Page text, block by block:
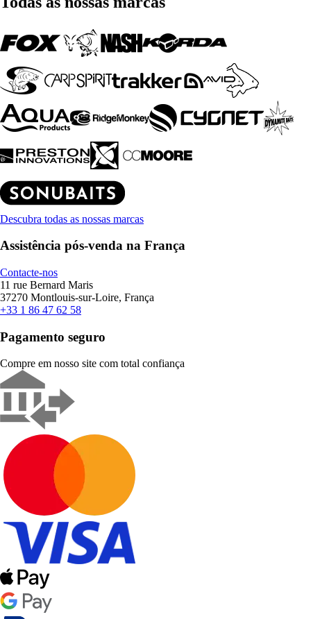
Descubra todas as nossas marcas
Assistência pós-venda na França
Contacte-nos
11 rue Bernard Maris
37270 Montlouis-sur-Loire, França
+33 1 86 47 62 58
Pagamento seguro
Compre em nosso site com total confiança